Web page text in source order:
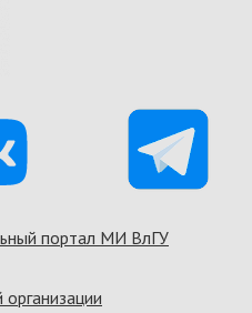
портал МИ ВлГУ